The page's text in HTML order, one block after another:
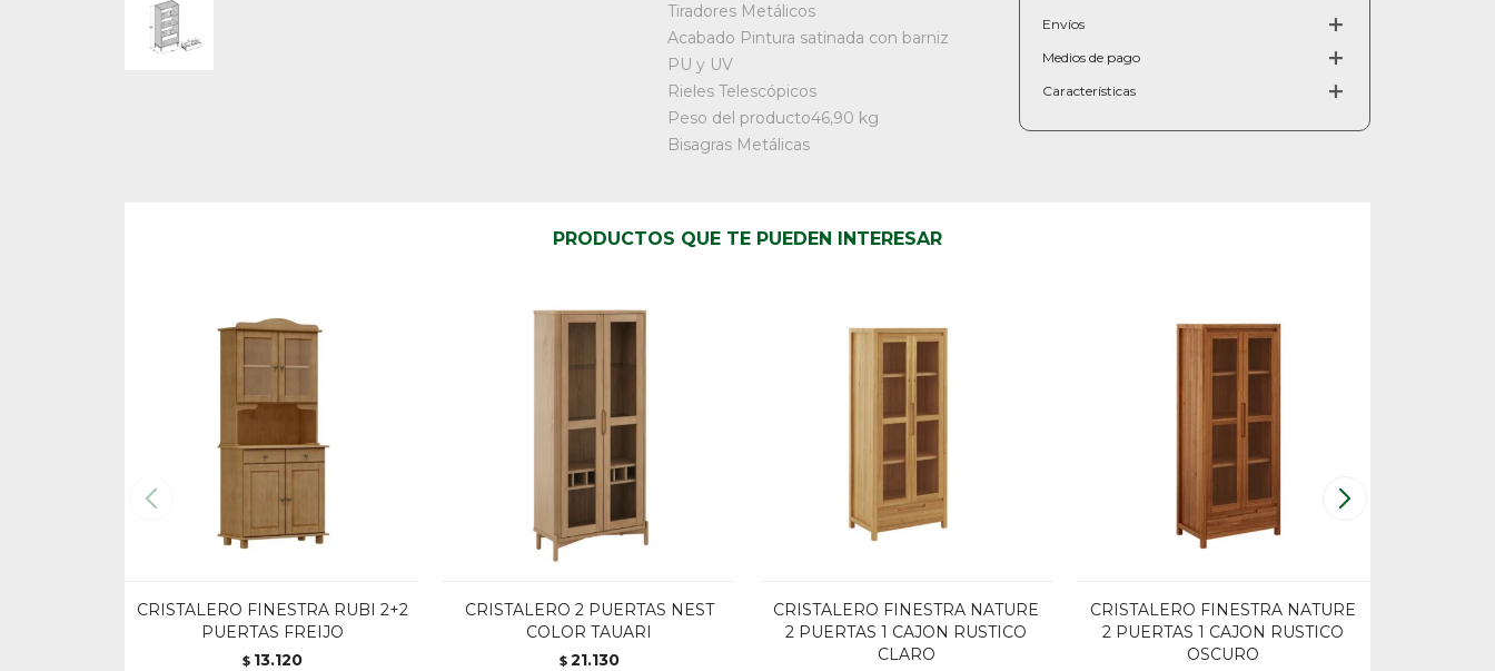
Tiradores Metálicos
Acabado Pintura satinada con barniz
PU y UV
Rieles Telescópicos
Peso del producto46,90 kg
Bisagras Metálicas
Envíos
Medios de pago
Características
PRODUCTOS QUE TE PUEDEN INTERESAR
CRISTALERO FINESTRA RUBI 2+2
PUERTAS FREIJO
$ 13.120
CRISTALERO 2 PUERTAS NEST
COLOR TAUARI
$ 21.130
CRISTALERO FINESTRA NATURE
2 PUERTAS 1 CAJON RUSTICO
CLARO
CRISTALERO FINESTRA NATURE
2 PUERTAS 1 CAJON RUSTICO
OSCURO